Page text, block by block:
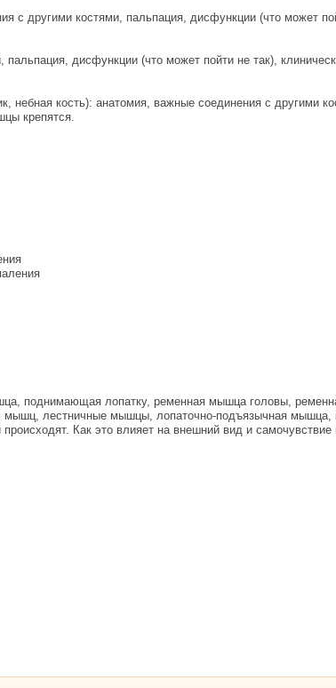
с другими костями, пальпация, дисфункции (что может
дисфункции (что может пойти не так),
небная кость): анатомия, важные соединения с другими
крепятся.
поднимающая лопатку, ременная мышца головы,
лестничные мышцы, лопаточно-подъязычная мышца,
Как это влияет на внешний вид и самочувствие